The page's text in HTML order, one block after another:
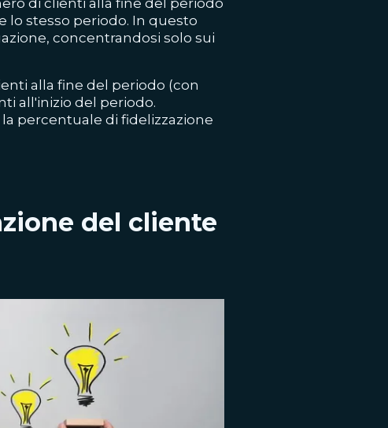
di clienti alla fine del periodo
lo stesso periodo. In questo
concentrandosi solo sui
alla fine del periodo (con
all'inizio del periodo.
percentuale di fidelizzazione
del cliente